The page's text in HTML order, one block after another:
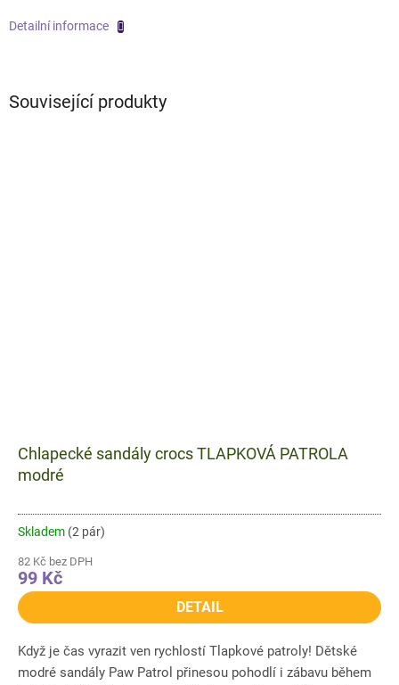
Detailní informace
Související produkty
Chlapecké sandály crocs TLAPKOVÁ PATROLA
modré
Skladem (2 pár)
82 Kč bez DPH
99 Kč
DETAIL
Když je čas vyrazit ven rychlostí Tlapkové patroly! Dětské
modré sandály Paw Patrol přinesou pohodlí i zábavu během